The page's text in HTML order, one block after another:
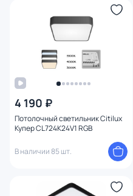
4 190 ₽
Потолочный светильник Citilux
Купер CL724K24V1 RGB
В наличии 85 шт.